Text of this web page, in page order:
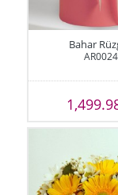
Bahar
AR0024